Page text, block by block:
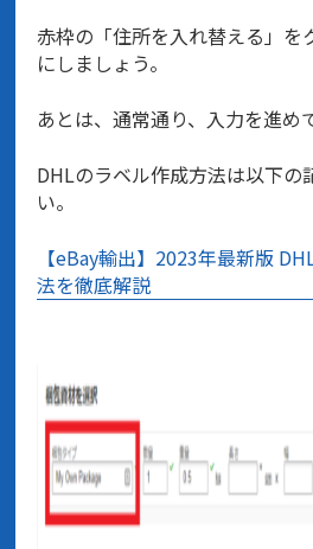
赤枠の「住所を入れ替える」を
にしましょう。
あとは、通常通り、入力を進め
DHLのラベル作成方法は以下の
い。
【eBay輸出】2023年最新版
法を徹底解説